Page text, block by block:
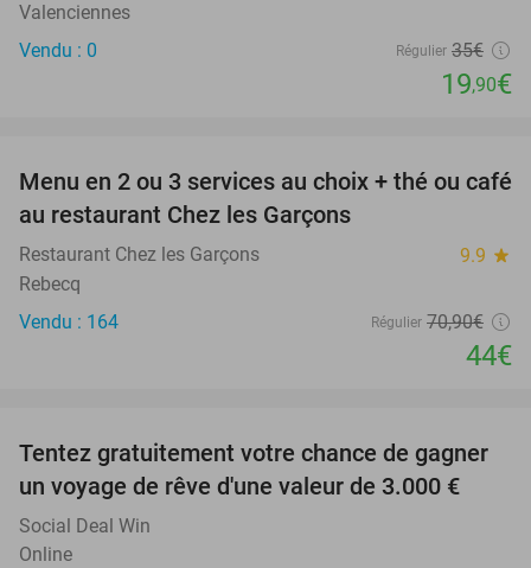
Valenciennes
Vendu : 0
Régulier 35€
19,90€
38%
Menu en 2 ou 3 services au choix + thé ou café
au restaurant Chez les Garçons
Restaurant Chez les Garçons 9.9 star
Rebecq
Vendu : 164
Régulier 70,90€
44€
Tentez gratuitement votre chance de gagner
un voyage de rêve d'une valeur de 3.000 €
Social Deal Win
Online